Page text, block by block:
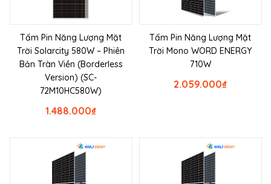
Tấm Pin Năng Lượng Mặt
Trời Solarcity 580W – Phiên
Bản Tràn Viền (Borderless
Version) (SC-
72M10HC580W)
₫
1.488.000
Tấm Pin Năng Lượng Mặt
Trời Mono WORD ENERGY
710W
₫
2.059.000